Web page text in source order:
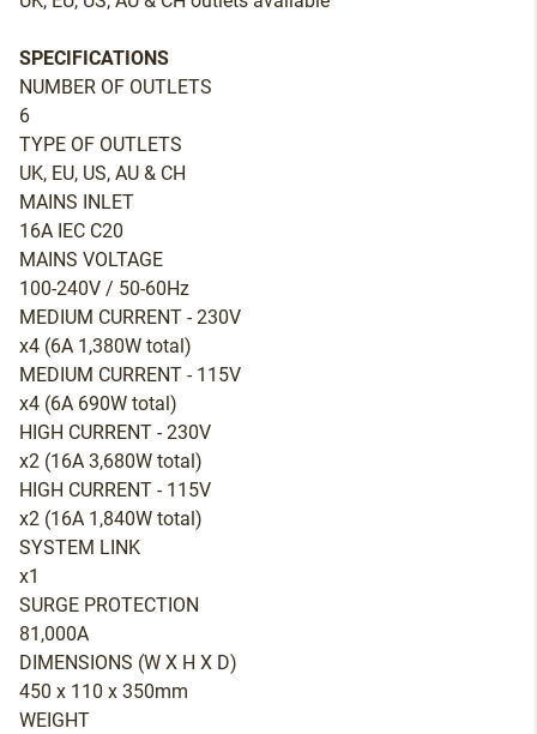
SPECIFICATIONS
NUMBER OF OUTLETS
6
TYPE OF OUTLETS
UK, EU, US, AU & CH
MAINS INLET
16A IEC C20
MAINS VOLTAGE
100-240V / 50-60Hz
MEDIUM CURRENT - 230V
x4 (6A 1,380W total)
MEDIUM CURRENT - 115V
x4 (6A 690W total)
HIGH CURRENT - 230V
x2 (16A 3,680W total)
HIGH CURRENT - 115V
x2 (16A 1,840W total)
SYSTEM LINK
x1
SURGE PROTECTION
81,000A
DIMENSIONS (W X H X D)
450 x 110 x 350mm
WEIGHT